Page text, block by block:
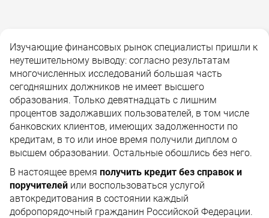
Изучающие финансовых рынок специалисты пришли к
неутешительному выводу: согласно результатам
многочисленных исследований большая часть
сегодняшних должников не имеет высшего
образования. Только девятнадцать с лишним
процентов задолжавших пользователей, в том числе
банковских клиентов, имеющих задолженности по
кредитам, в то или иное время получили диплом о
высшем образовании. Остальные обошлись без него.
В настоящее время получить кредит без справок и
поручителей или воспользоваться услугой
автокредитования в состоянии каждый
добропорядочный гражданин Российской Федерации.